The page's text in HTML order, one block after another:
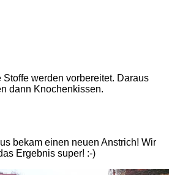
Stoffe werden vorbereitet. Daraus
dann Knochenkissen.
bekam einen neuen Anstrich! Wir
Ergebnis super! :-)